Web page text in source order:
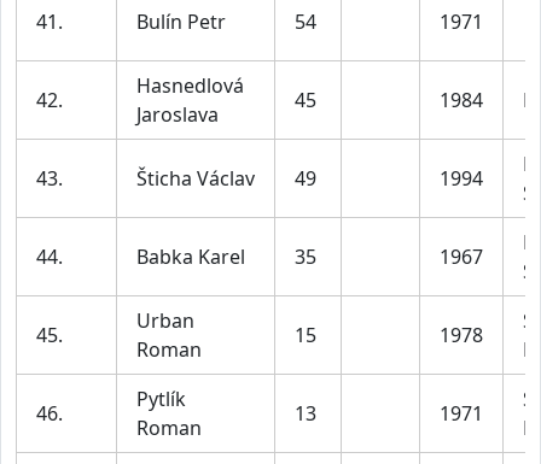
41. Bulín Petr 54 1971
42.
Hasnedlová
Jaroslava
45 1984
43. Šticha Václav 49 1994
44. Babka Karel 35 1967
45.
Urban
Roman
15 1978
46.
Pytlík
Roman
13 1971